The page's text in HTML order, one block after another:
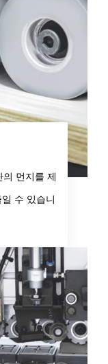
먼지를 제
수 있습니